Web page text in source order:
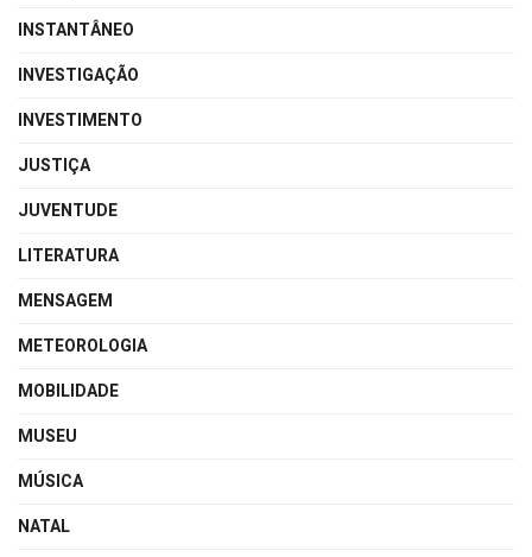
INSTANTÂNEO
INVESTIGAÇÃO
INVESTIMENTO
JUSTIÇA
JUVENTUDE
LITERATURA
MENSAGEM
METEOROLOGIA
MOBILIDADE
MUSEU
MÚSICA
NATAL